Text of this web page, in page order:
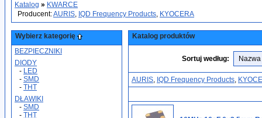
Katalog » KWARCE
Producent:AURIS, IQD Frequency Products, KYOCERA
Wybierz kategorię
BEZPIECZNIKI
DIODY
- LED
- SMD
- THT
DŁAWIKI
- SMD
- THT
Katalog produktów
Sortuj według:
AURIS, IQD Frequency Products,